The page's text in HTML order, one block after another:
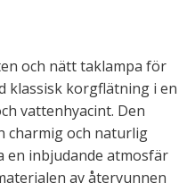
och nätt taklampa för
klassisk korgflätning i en
vattenhyacint. Den
charmig och naturlig
en inbjudande atmosfär
av återvunnen